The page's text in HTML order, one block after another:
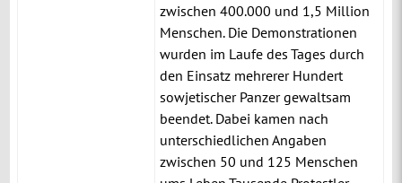
zwischen 400.000 und 1,5 Million
Menschen. Die Demonstrationen
wurden im Laufe des Tages durch
den Einsatz mehrerer Hundert
sowjetischer Panzer gewaltsam
beendet. Dabei kamen nach
unterschiedlichen Angaben
zwischen 50 und 125 Menschen